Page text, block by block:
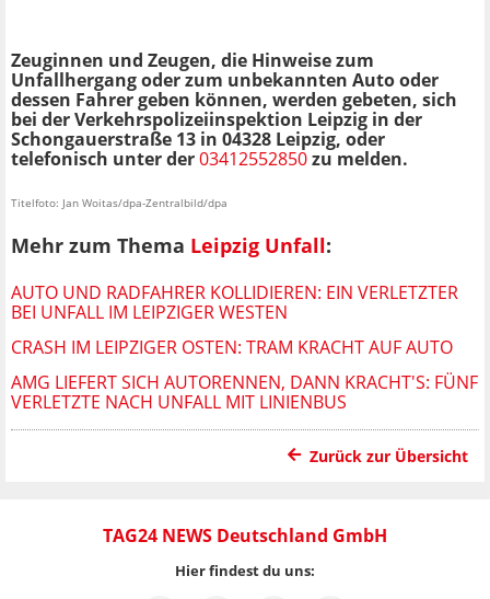
Zeuginnen und Zeugen, die Hinweise zum
Unfallhergang oder zum unbekannten Auto oder
dessen Fahrer geben können, werden gebeten, sich
bei der Verkehrspolizeiinspektion Leipzig in der
Schongauerstraße 13 in 04328 Leipzig, oder
telefonisch unter der03412552850zu melden.
Titelfoto: Jan Woitas/dpa-Zentralbild/dpa
Mehr zum Thema Leipzig Unfall:
AUTO UND RADFAHRER KOLLIDIEREN: EIN VERLETZTER
BEI UNFALL IM LEIPZIGER WESTEN
CRASH IM LEIPZIGER OSTEN: TRAM KRACHT AUF AUTO
AMG LIEFERT SICH AUTORENNEN, DANN KRACHT'S: FÜNF
VERLETZTE NACH UNFALL MIT LINIENBUS
Zurück zur Übersicht
TAG24 NEWS Deutschland GmbH
Hier findest du uns: